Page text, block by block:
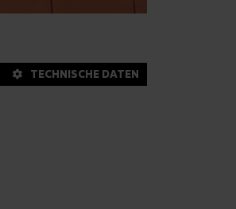
TECHNISCHE DATEN